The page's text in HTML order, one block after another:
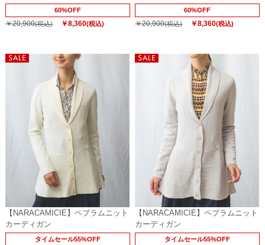
60%OFF
￥20,900(税込) ￥8,360(税込)
60%OFF
￥20,900(税込) ￥8,360(税込)
【NARACAMICIE】ペプラムニット
カーディガン
タイムセール55%OFF
【NARACAMICIE】ペプラムニット
カーディガン
タイムセール55%OFF